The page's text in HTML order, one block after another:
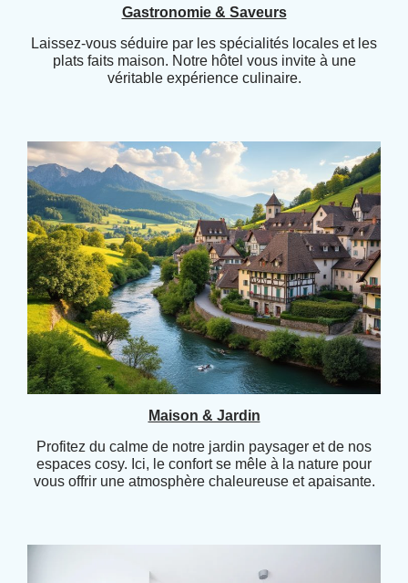
Gastronomie & Saveurs
Laissez-vous séduire par les spécialités locales et les
plats faits maison. Notre hôtel vous invite à une
véritable expérience culinaire.
Maison & Jardin
Profitez du calme de notre jardin paysager et de nos
espaces cosy. Ici, le confort se mêle à la nature pour
vous offrir une atmosphère chaleureuse et apaisante.